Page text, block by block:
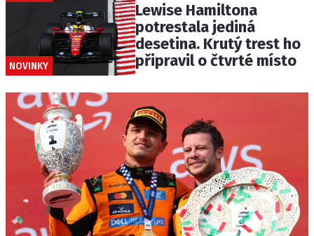
NOVINKY
Lewise Hamiltona
potrestala jediná
desetina. Krutý trest ho
připravil o čtvrté místo